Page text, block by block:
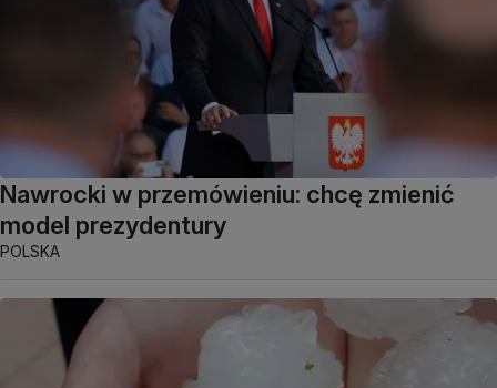
Nawrocki w przemówieniu: chcę zmienić
model prezydentury
POLSKA